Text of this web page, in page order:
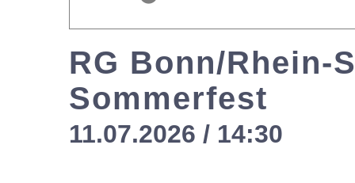
RG Bonn/Rhein-
Sommerfest
11.07.2026 / 14:30